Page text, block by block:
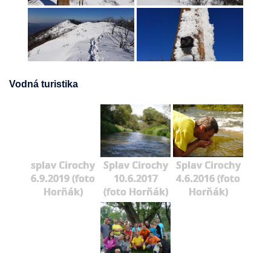
Vodná turistika
splav Cirochy
6.9.2019 (foto
Horňák)
Splav Cirochy
10.6.2017
(foto Horňák)
Splav Cirochy
4.6.2016 (foto
Horňák)